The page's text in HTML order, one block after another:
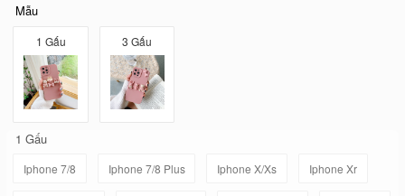
Mẫu
1 Gấu 3 Gấu
1 Gấu
Iphone 7/8 Iphone 7/8 Plus Iphone X/Xs Iphone Xr